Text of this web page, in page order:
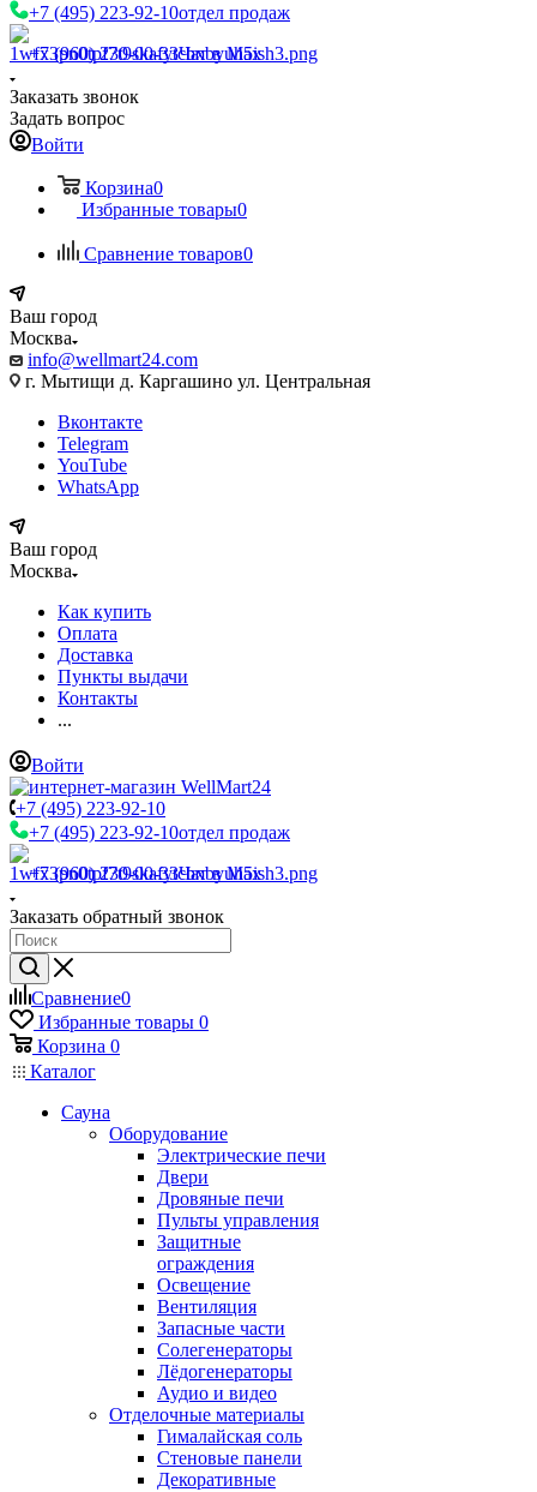
+7 (495) 223-92-10отдел продаж
+7 (960) 230-00-33Чат в Max
Заказать звонок
Задать вопрос
Войти
Корзина0
Избранные товары0
Сравнение товаров0
Ваш город
Москва
info@wellmart24.com
г. Мытищи д. Каргашино ул. Центральная
Вконтакте
Telegram
YouTube
WhatsApp
Ваш город
Москва
Как купить
Оплата
Доставка
Пункты выдачи
Контакты
...
Войти
+7 (495) 223-92-10
+7 (495) 223-92-10отдел продаж
+7 (960) 230-00-33Чат в Max
Заказать обратный звонок
Сравнение0
Избранные товары 0
Корзина 0
Каталог
Сауна
Оборудование
Электрические печи
Двери
Дровяные печи
Пульты управления
Защитные
ограждения
Освещение
Вентиляция
Запасные части
Солегенераторы
Лёдогенераторы
Аудио и видео
Отделочные материалы
Гималайская соль
Стеновые панели
Декоративные